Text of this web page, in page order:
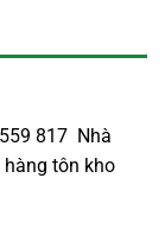
817 Nhà
tôn kho